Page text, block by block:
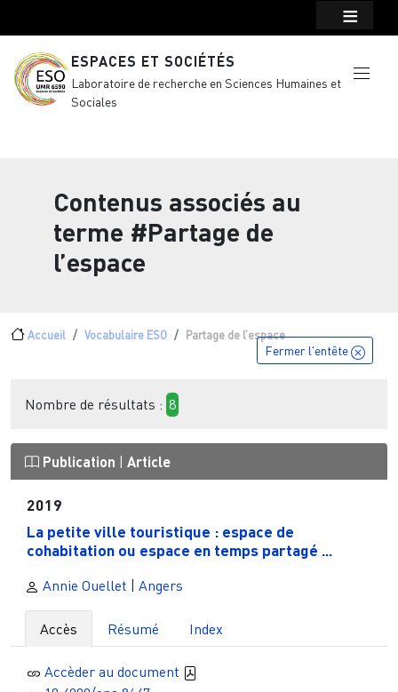
ESPACES ET SOCIÉTÉS
Laboratoire de recherche en Sciences Humaines et
Sociales
Contenus associés au
terme #Partage de
l’espace
Fil d'Ariane
Accueil Vocabulaire ESO Partage de l’espace
Fermer l'entête
Nombre de résultats : 8
Publication Article
2019
La petite ville touristique : espace de
cohabitation ou espace en temps partagé ...
Annie Ouellet | Angers
Accès Résumé Index
Accèder au document